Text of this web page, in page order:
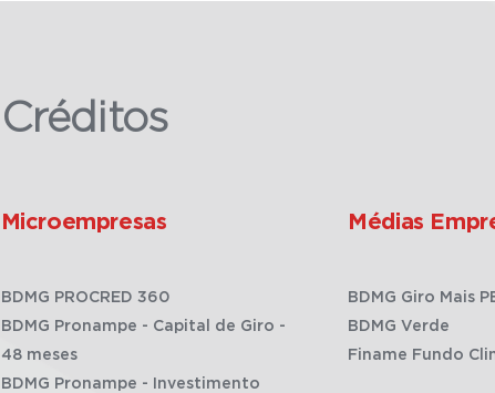
Créditos
Microempresas
BDMG PROCRED 360
BDMG Pronampe - Capital de Giro -
48 meses
BDMG Pronampe - Investimento
Médias
BDMG Giro Mais
BDMG Verde
Finame Fundo